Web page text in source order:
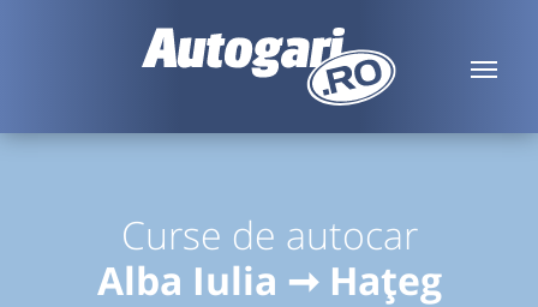
Curse de autocar
Alba Iulia ➞ Hațeg